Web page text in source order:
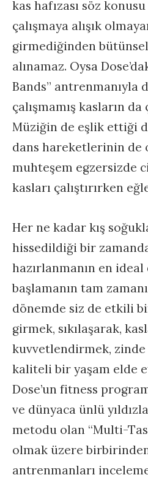
kas hafızası söz
çalışmaya alışık
girmediğinden
alınamaz. Oysa
Bands” antrenmanıyla
çalışmamış kasların da
Müziğin de eşlik ettiği
dans hareketlerinin de
muhteşem egzersizde
kasları çalıştırırken
Her ne kadar kış
hissedildiği bir
hazırlanmanın en
başlamanın tam
dönemde siz de etkili
girmek, sıkılaşarak,
kuvvetlendirmek,
kaliteli bir yaşam elde
Dose’un fitness
ve dünyaca ünlü
metodu olan “Multi-
olmak üzere
antrenmanları